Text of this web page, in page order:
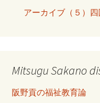
アーカイブ（５）
Mitsugu Sakano
阪野貢の福祉教育論